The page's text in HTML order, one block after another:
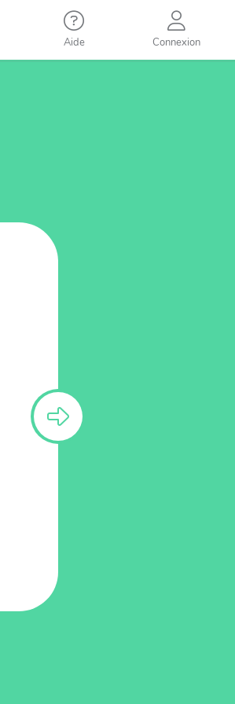
Aide Connexion